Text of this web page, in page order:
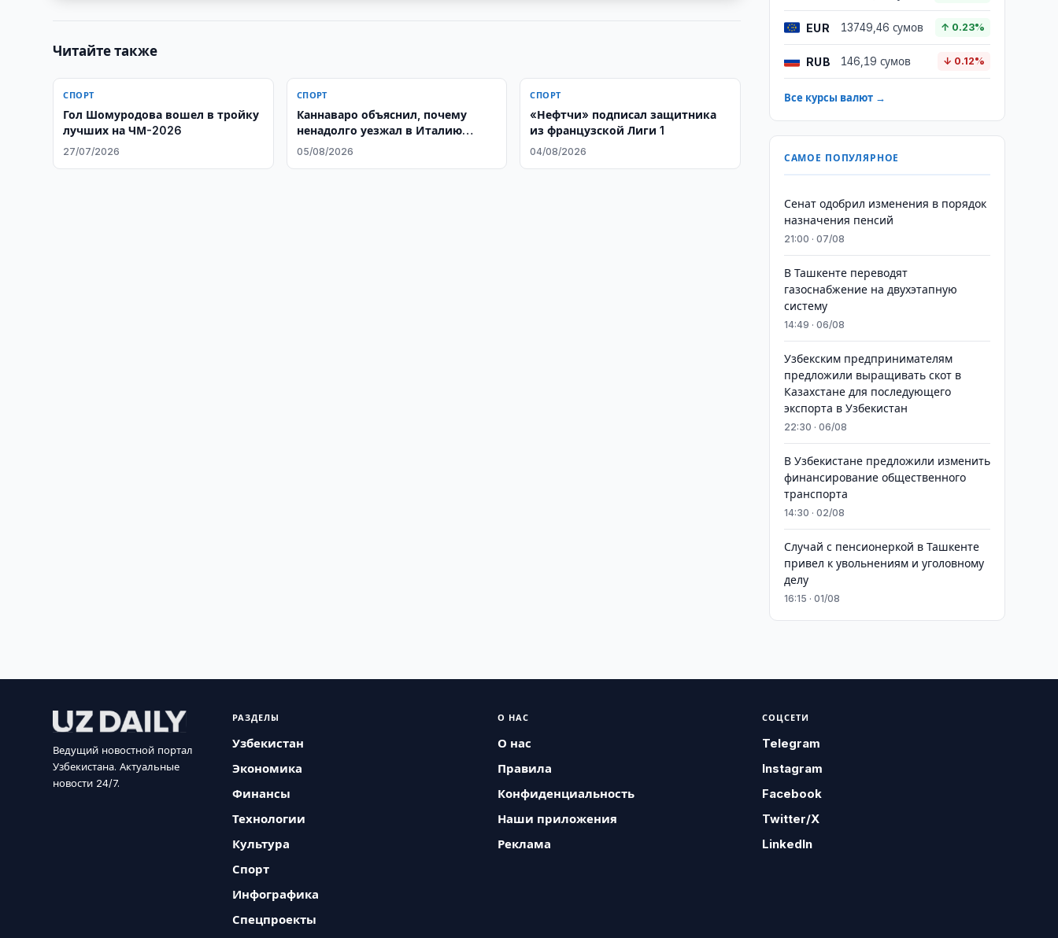
Читайте также
СПОРТ
Гол Шомуродова вошел в тройку
лучших на ЧМ-2026
27/07/2026
СПОРТ
Каннаваро объяснил, почему
ненадолго уезжал в Италию
после чемпионата мира
05/08/2026
СПОРТ
«Нефтчи» подписал защитника
из французской Лиги 1
04/08/2026
EUR 13749,46 сумов ↑ 0.23%
RUB 146,19 сумов ↓ 0.12%
Все курсы валют →
САМОЕ ПОПУЛЯРНОЕ
Сенат одобрил изменения в порядок
назначения пенсий
21:00 · 07/08
В Ташкенте переводят
газоснабжение на двухэтапную
систему
14:49 · 06/08
Узбекским предпринимателям
предложили выращивать скот в
Казахстане для последующего
экспорта в Узбекистан
22:30 · 06/08
В Узбекистане предложили изменить
финансирование общественного
транспорта
14:30 · 02/08
Случай с пенсионеркой в Ташкенте
привел к увольнениям и уголовному
делу
16:15 · 01/08
Ведущий новостной портал
Узбекистана. Актуальные
новости 24/7.
РАЗДЕЛЫ
Узбекистан
Экономика
Финансы
Технологии
Культура
Спорт
Инфографика
Спецпроекты
О НАС
О нас
Правила
Конфиденциальность
Наши приложения
Реклама
СОЦСЕТИ
Telegram
Instagram
Facebook
Twitter/X
LinkedIn